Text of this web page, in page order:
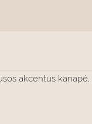
akcentus kanapé,